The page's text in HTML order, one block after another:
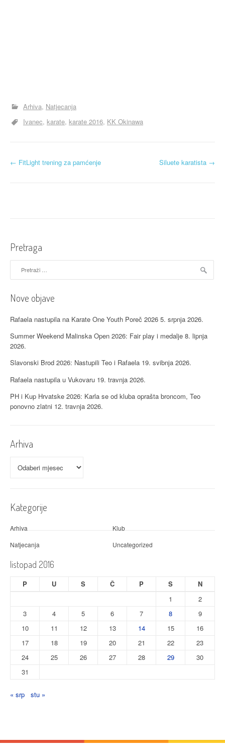
Arhiva Natjecanja
Ivanec karate karate 2016 KK Okinawa
N
g
a
c
i
a
o
b
j
a
a
← FitLight trening za pamćenje Siluete karatista →
Pretraga
Nove objave
Rafaela nastupila na Karate One Youth Poreč 2026 5. srpnja 2026.
Summer Weekend Malinska Open 2026: Fair play i medalje 8. lipnja
2026.
Slavonski Brod 2026: Nastupili Teo i Rafaela 19. svibnja 2026.
Rafaela nastupila u Vukovaru 19. travnja 2026.
PH i Kup Hrvatske 2026: Karla se od kluba oprašta broncom, Teo
ponovno zlatni 12. travnja 2026.
Arhiva
Kategorije
Arhiva
Klub
Natjecanja
Uncategorized
listopad 2016
P U S Č P S
N
1
2
3
4 5 6 7 8
9
10
11 12 13 14 15
16
17
18 19 20 21 22
23
24
25 26 27 28 29
30
31
« srp stu »